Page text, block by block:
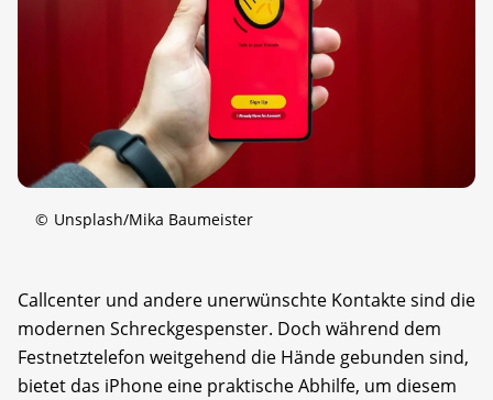
© Unsplash/Mika Baumeister
Callcenter und andere unerwünschte Kontakte sind die
modernen Schreckgespenster. Doch während dem
Festnetztelefon weitgehend die Hände gebunden sind,
bietet das iPhone eine praktische Abhilfe, um diesem